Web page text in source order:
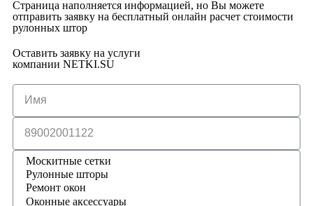
Страница наполняется информацией, но Вы можете
отправить заявку на бесплатный онлайн расчет стоимости
рулонных штор
Оставить заявку на услуги
компании NETKI.SU